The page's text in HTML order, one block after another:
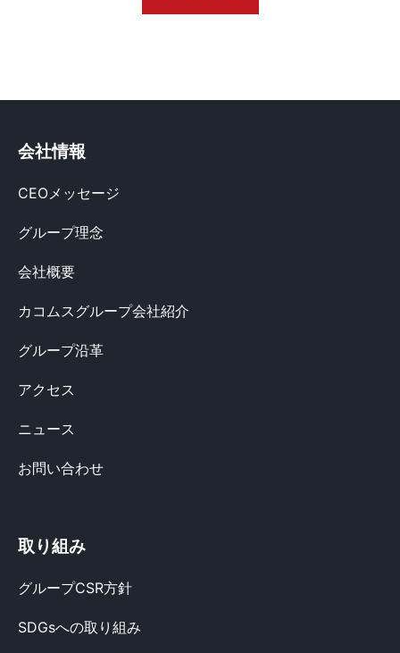
会社情報
CEOメッセージ
グループ理念
会社概要
カコムスグループ会社紹介
グループ沿革
アクセス
ニュース
お問い合わせ
取り組み
グループCSR方針
SDGsへの取り組み